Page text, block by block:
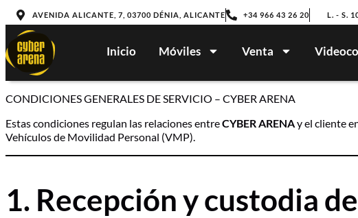
AVENIDA ALICANTE, 7, 03700 DÉNIA, ALICANTE +34 966 43 26 20 L. - S.
Inicio Móviles Venta
CONDICIONES GENERALES DE SERVICIO – CYBER ARENA
Estas condiciones regulan las relaciones entreCYBER ARENAy el cliente
Vehículos de Movilidad Personal (VMP).
1. Recepción y custodia